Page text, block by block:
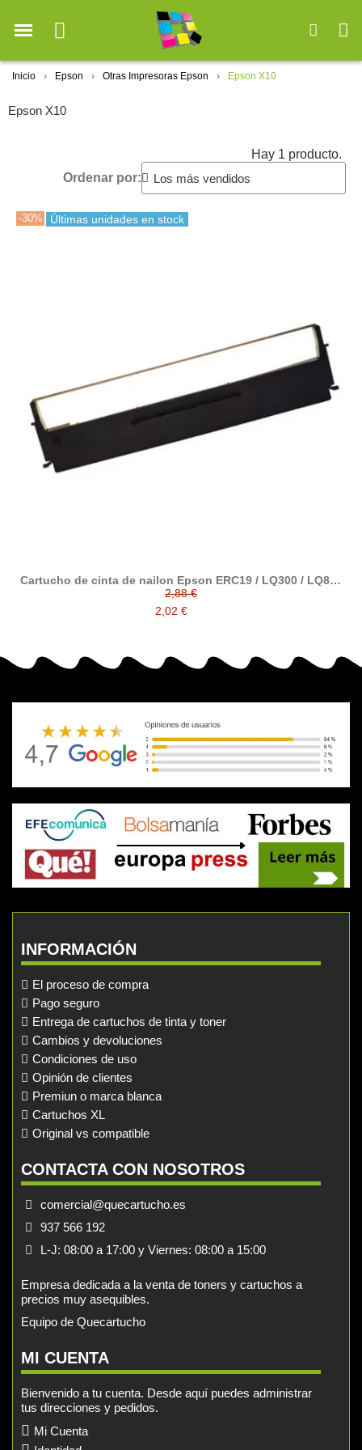
Inicio Epson Otras Impresoras Epson Epson X10
Epson X10
Hay 1 producto.
Ordenar por:
-30% Últimas unidades en stock
Cartucho de cinta de nailon Epson ERC19 / LQ300 / LQ800
alternativo a Epson C13S015021
2,88 €
2,02 €
INFORMACIÓN
El proceso de compra
Pago seguro
Entrega de cartuchos de tinta y toner
Cambios y devoluciones
Condiciones de uso
Opinión de clientes
Premiun o marca blanca
Cartuchos XL
Original vs compatible
CONTACTA CON NOSOTROS
comercial@quecartucho.es
937 566 192
L-J: 08:00 a 17:00 y Viernes: 08:00 a 15:00
Empresa dedicada a la venta de toners y cartuchos a
precios muy asequibles.
Equipo de Quecartucho
MI CUENTA
Bienvenido a tu cuenta. Desde aquí puedes administrar
tus direcciones y pedidos.
Mi Cuenta